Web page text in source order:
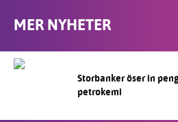
MER NYHETER
Storbanker öser in
petrokemi